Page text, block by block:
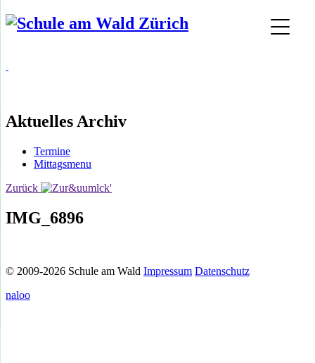
Aktuelles Archiv
Termine
Mittagsmenu
Zurück
IMG_6896
© 2009-2026 Schule am Wald Impressum Datenschutz
naloo